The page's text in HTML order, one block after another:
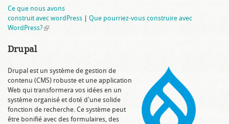
Ce que nous avons
construit avec wordPress |Que pourriez-vous construire avec
WordPress? (link is external)
Drupal
Drupal est un système de gestion de
contenu (CMS) robuste et une application
Web qui transformera vos idées en un
système organisé et doté d'une solide
fonction de recherche. Ce système peut
être bonifié avec des formulaires, des